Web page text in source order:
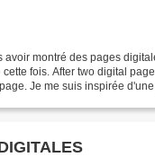
avoir montré des pages
fois. After two digital
Je me suis inspirée